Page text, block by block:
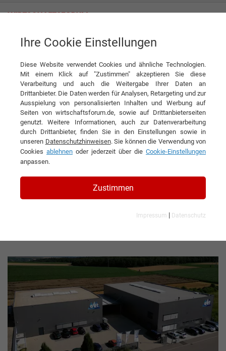
AVT Automatisierte Verpackungs-Technologie GmbH
Interview AVT Automatisierte Verpackungs-Technologie GmbH
DIESEN ARTIKEL EMPFEHLEN
Automatisierte
Verpackungstechnik
Firmengründer & Prokurist und Leon Luis
Lincoln Tröscher, Geschäftsführer der AVT
Automatisierte Verpackungs-Technologie
Ihre Cookie Einstellungen
Diese Website verwendet Cookies und ähnliche Technologien.
Mit einem Klick auf "Zustimmen" akzeptieren Sie diese
Verarbeitung und auch die Weitergabe Ihrer Daten an
Drittanbieter. Die Daten werden für Analysen, Retargeting und zur
Ausspielung von personalisierten Inhalten und Werbung auf
Seiten von wirtschaftsforum.de, sowie auf Drittanbieterseiten
genutzt. Weitere Informationen, auch zur Datenverarbeitung
durch Drittanbieter, finden Sie in den Einstellungen sowie in
unseren Datenschutzhinweisen. Sie können die Verwendung von
Cookies ablehnen oder jederzeit über die Cookie-Einstellungen
anpassen.
Zustimmen
Impressum | Datenschutz